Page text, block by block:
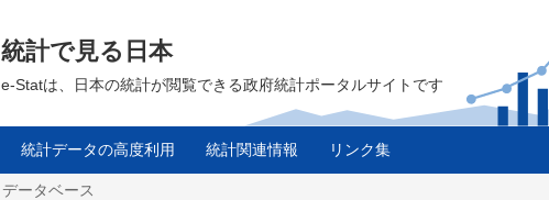
統計で見る日本
e-Statは、日本の統計が閲覧できる政府統計ポータルサイトです
統計データの高度利用 統計関連情報 リンク集
データベース